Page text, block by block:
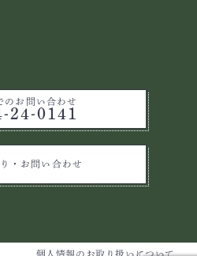
のお問い合わせ
24-0141
・お問い合わせ
個人情報のお取り扱いについて